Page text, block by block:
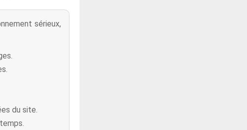
sérieux,
du site.